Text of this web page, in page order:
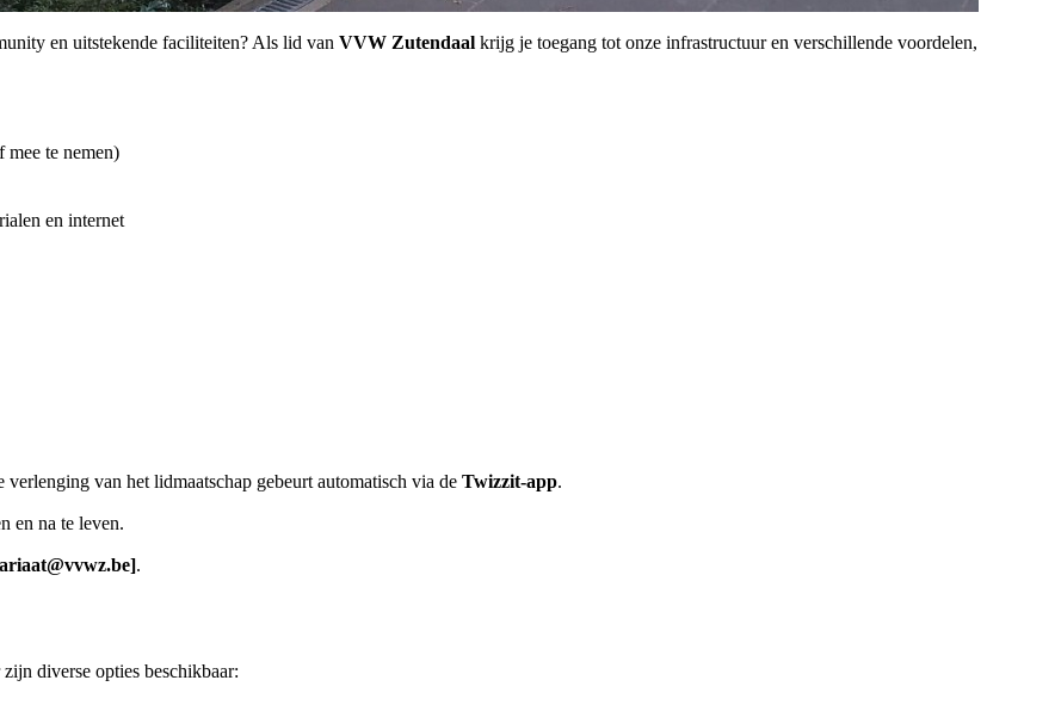
en uitstekende faciliteiten? Als lid van VVW Zutendaal krijg je toegang tot onze infrastructuur en verschillende voordelen,
mee te nemen)
en internet
verlenging van het lidmaatschap gebeurt automatisch via de Twizzit-app.
en na te leven.
].
diverse opties beschikbaar: